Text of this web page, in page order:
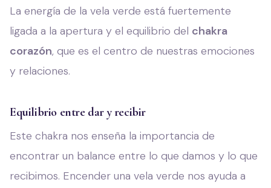
La energía de la vela verde está fuertemente
ligada a la apertura y el equilibrio del chakra
corazón, que es el centro de nuestras emociones
y relaciones.
Equilibrio entre dar y recibir
Este chakra nos enseña la importancia de
encontrar un balance entre lo que damos y lo que
recibimos. Encender una vela verde nos ayuda a